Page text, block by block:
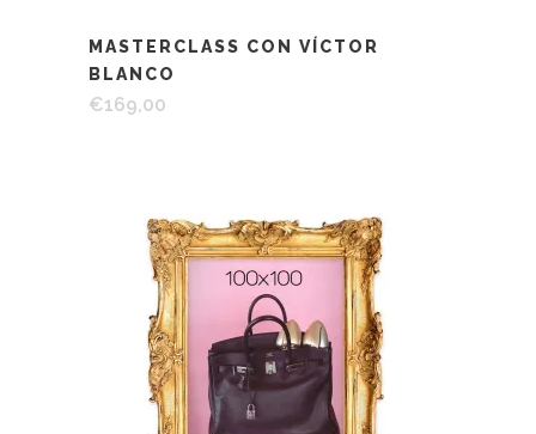
MASTERCLASS CON VÍCTOR
BLANCO
€169,00